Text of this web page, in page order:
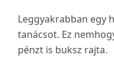
Leggyakrabban egy
tanácsot. Ez
pénzt is buksz rajta.